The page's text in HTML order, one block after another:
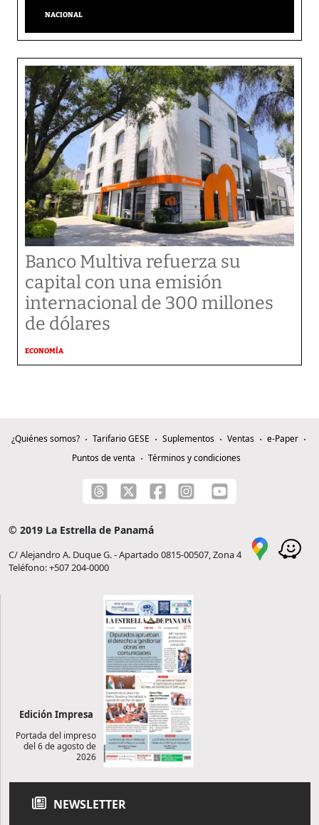
NACIONAL
Banco Multiva refuerza su
capital con una emisión
internacional de 300 millones
de dólares
ECONOMÍA
¿Quiénes somos? Tarifario GESE Suplementos Ventas
e-Paper
Puntos de venta
Términos y condiciones
© 2019 La Estrella de Panamá
C/ Alejandro A. Duque G. - Apartado 0815-00507, Zona 4
Teléfono: +507 204-0000
Edición Impresa
Portada del impreso
del 6 de agosto de
2026
NEWSLETTER